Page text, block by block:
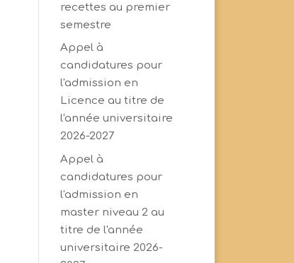
recettes au premier
semestre
Appel à
candidatures pour
l'admission en
Licence au titre de
l'année universitaire
2026-2027
Appel à
candidatures pour
l'admission en
master niveau 2 au
titre de l'année
universitaire 2026-